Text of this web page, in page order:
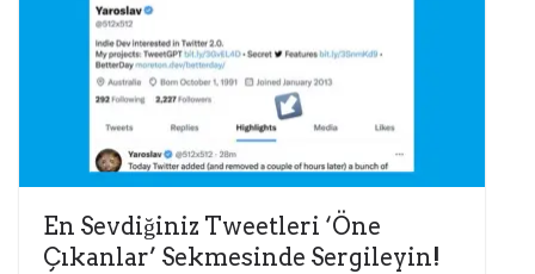
En Sevdiğiniz Tweetleri ‘Öne
Çıkanlar’ Sekmesinde Sergileyin!